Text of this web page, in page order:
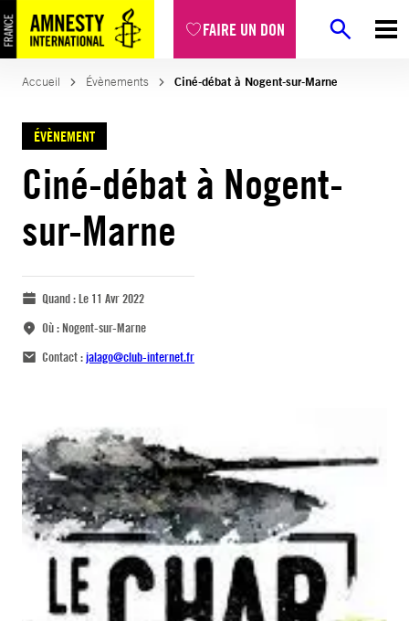
FAIRE UN DON
Accueil Évènements Ciné-débat à Nogent-sur-Marne
ÉVÈNEMENT
Ciné-débat à Nogent-
sur-Marne
Quand :Le 11 Avr 2022
Où :Nogent-sur-Marne
Contact :jalago@club-internet.fr